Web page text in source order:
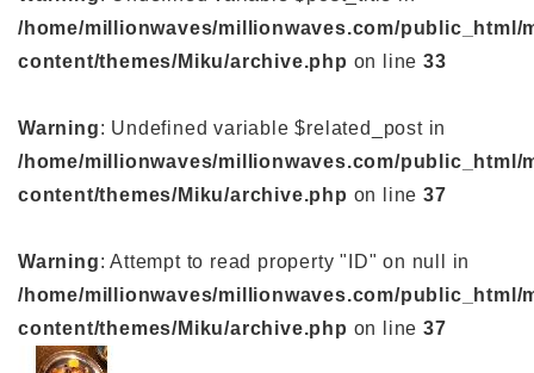
/home/millionwaves/millionwaves.com/public_html/
content/themes/Miku/archive.php on line33
Warning: Undefined variable $related_post in
/home/millionwaves/millionwaves.com/public_html/
content/themes/Miku/archive.php on line37
Warning: Attempt to read property "ID" on null in
/home/millionwaves/millionwaves.com/public_html/
content/themes/Miku/archive.php on line37